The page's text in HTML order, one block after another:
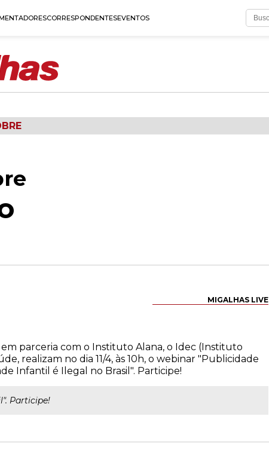
CORRESPONDENTESEVENTOS
MIGALHAS LIVE
parceria com o Instituto Alana, o Idec (Instituto
realizam no dia 11/4, às 10h, o webinar "Publicidade
Infantil é Ilegal no Brasil". Participe!
Participe!